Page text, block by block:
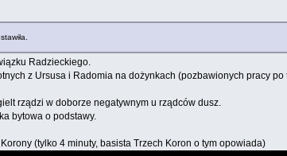
Radzieckiego.
z Ursusa i Radomia na dożynkach (pozbawionych pracy
rządzi w doborze negatywnym u rządców dusz.
bytowa o podstawy.
(tylko 4 minuty, basista Trzech Koron o tym opowiada)